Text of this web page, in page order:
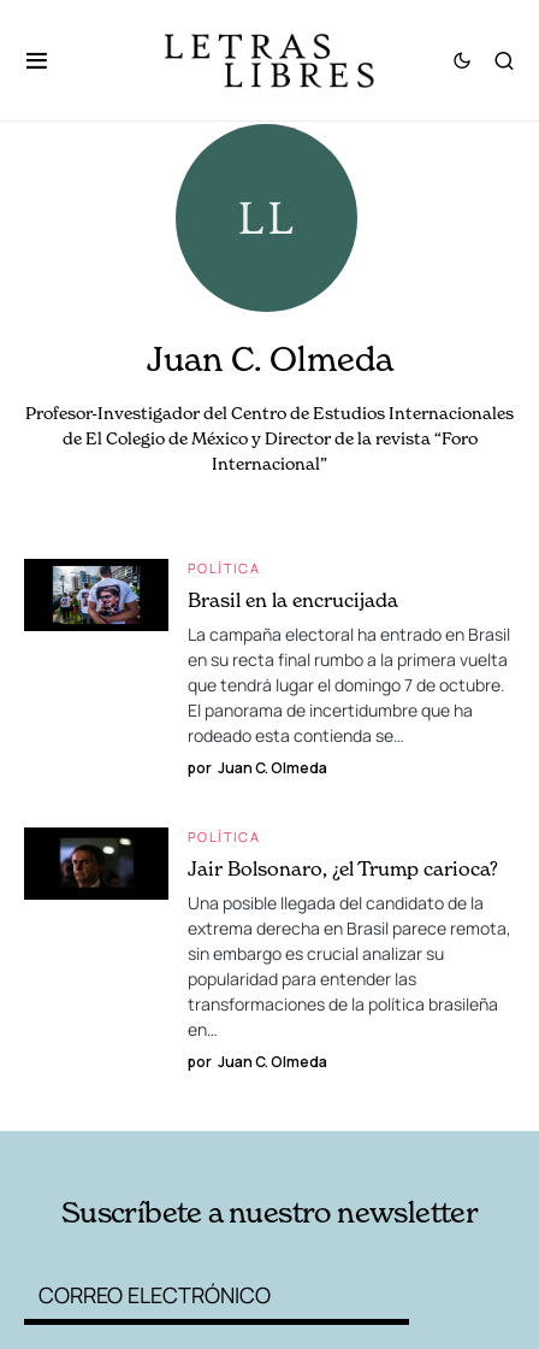
Juan C. Olmeda
Profesor-Investigador del Centro de Estudios Internacionales
de El Colegio de México y Director de la revista “Foro
Internacional”
POLÍTICA
Brasil en la encrucijada
La campaña electoral ha entrado en Brasil
en su recta final rumbo a la primera vuelta
que tendrá lugar el domingo 7 de octubre.
El panorama de incertidumbre que ha
rodeado esta contienda se…
por Juan C. Olmeda
POLÍTICA
Jair Bolsonaro, ¿el Trump carioca?
Una posible llegada del candidato de la
extrema derecha en Brasil parece remota,
sin embargo es crucial analizar su
popularidad para entender las
transformaciones de la política brasileña
en…
por Juan C. Olmeda
Suscríbete a nuestro newsletter